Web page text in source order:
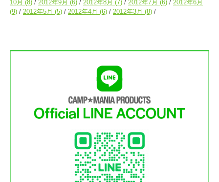
10月 (8) 2012年9月 (6) 2012年8月 (7) 2012年7月 (6)
2012年6月
(9)
2012年5月 (5) 2012年4月 (6) 2012年3月 (8)